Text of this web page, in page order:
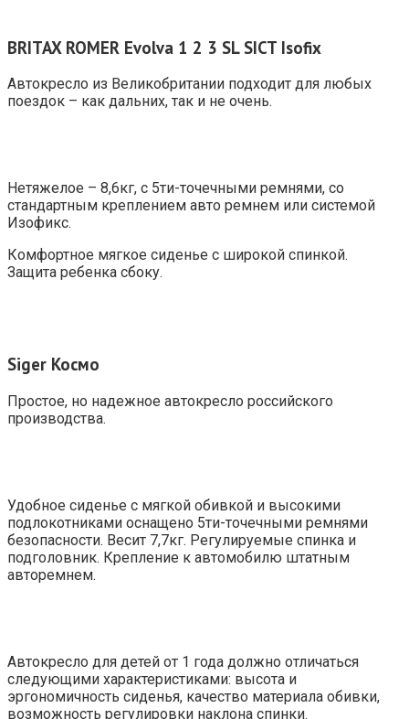
BRITAX ROMER Evolva 1 2 3 SL SICT Isofix
Автокресло из Великобритании подходит для любых
поездок – как дальних, так и не очень.
Нетяжелое – 8,6кг, с 5ти-точечными ремнями, со
стандартным креплением авто ремнем или системой
Изофикс.
Комфортное мягкое сиденье с широкой спинкой.
Защита ребенка сбоку.
Siger Космо
Простое, но надежное автокресло российского
производства.
Удобное сиденье с мягкой обивкой и высокими
подлокотниками оснащено 5ти-точечными ремнями
безопасности. Весит 7,7кг. Регулируемые спинка и
подголовник. Крепление к автомобилю штатным
авторемнем.
Автокресло для детей от 1 года должно отличаться
следующими характеристиками: высота и
эргономичность сиденья, качество материала обивки,
возможность регулировки наклона спинки.